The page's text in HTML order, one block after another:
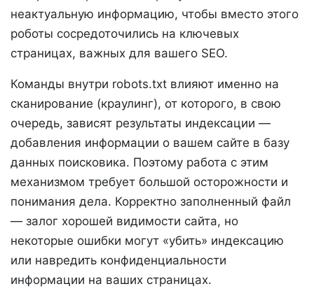
неактуальную информацию, чтобы вместо этого
роботы сосредоточились на ключевых
страницах, важных для вашего SEO.
Команды внутри robots.txt влияют именно на
сканирование (краулинг), от которого, в свою
очередь, зависят результаты индексации —
добавления информации о вашем сайте в базу
данных поисковика. Поэтому работа с этим
механизмом требует большой осторожности и
понимания дела. Корректно заполненный файл
— залог хорошей видимости сайта, но
некоторые ошибки могут «убить» индексацию
или навредить конфиденциальности
информации на ваших страницах.